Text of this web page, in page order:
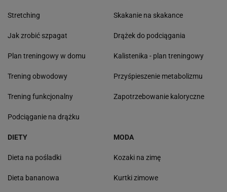
Stretching
Jak zrobić szpagat
Plan treningowy w domu
Trening obwodowy
Trening funkcjonalny
Podciąganie na drążku
Skakanie na skakance
Drążek do podciągania
Kalistenika - plan treningowy
Przyśpieszenie metabolizmu
Zapotrzebowanie kaloryczne
DIETY
Dieta na pośladki
Dieta bananowa
MODA
Kozaki na zimę
Kurtki zimowe